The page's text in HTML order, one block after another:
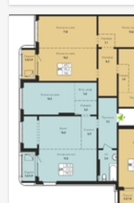
блоки из
стеклопакетом, без откосов и
устанавливаются витражи
профилей с заполнением
осуществляется остекление
профилей с однокамерными
подоконников металлические
устанавливаются без
систем водоснабжения и
горячей воды, ввод
холодного/горячего
горизонтальной системы
радиаторов или конвекторов
счетчиков учета тепла. Дом